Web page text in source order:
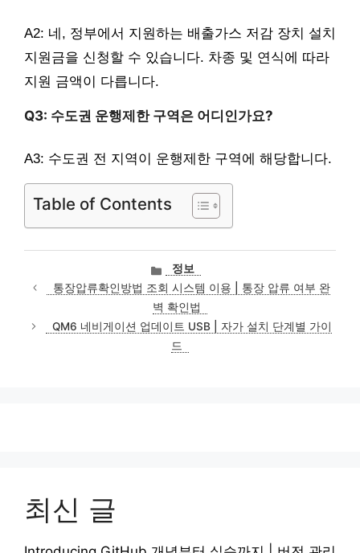
A2: 네, 정부에서 지원하는 배출가스 저감 장치 설치
지원금을 신청할 수 있습니다. 차종 및 연식에 따라
지원 금액이 다릅니다.
Q3: 수도권 운행제한 구역은 어디인가요?
A3: 수도권 전 지역이 운행제한 구역에 해당합니다.
Table of Contents
카
테
고
리
정보
통장압류확인방법 조회 시스템 이용 | 통장 압류 여부 완
벽 확인법
QM6 네비게이션 업데이트 USB | 자가 설치 단계별 가이
드
최신 글